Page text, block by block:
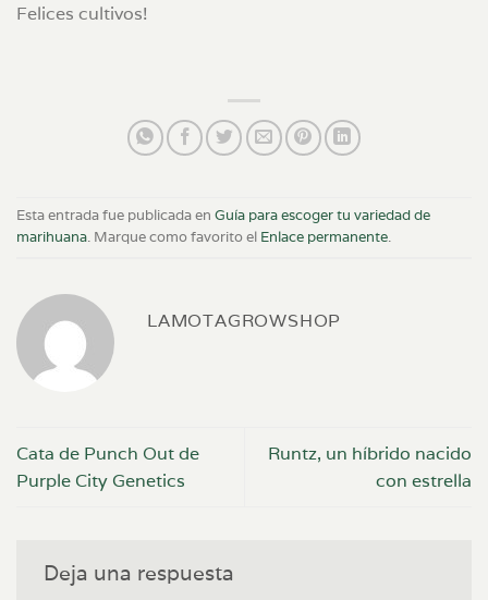
Felices cultivos!
Esta entrada fue publicada en Guía para escoger tu variedad de
marihuana. Marque como favorito el Enlace permanente.
LAMOTAGROWSHOP
Cata de Punch Out de
Purple City Genetics
Runtz, un híbrido nacido
con estrella
Deja una respuesta